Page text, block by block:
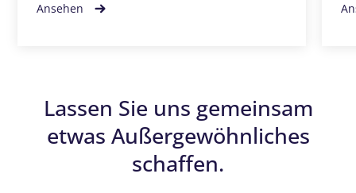
Ansehen
Lassen Sie uns gemeinsam
etwas Außergewöhnliches
schaffen.